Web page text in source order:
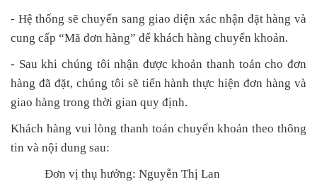
- Hệ thống sẽ chuyển sang giao diện xác nhận đặt hàng và
cung cấp “Mã đơn hàng” để khách hàng chuyển khoản.
- Sau khi chúng tôi nhận được khoản thanh toán cho đơn
hàng đã đặt, chúng tôi sẽ tiến hành thực hiện đơn hàng và
giao hàng trong thời gian quy định.
Khách hàng vui lòng thanh toán chuyển khoản theo thông
tin và nội dung sau:
Đơn vị thụ hưởng: Nguyễn Thị Lan